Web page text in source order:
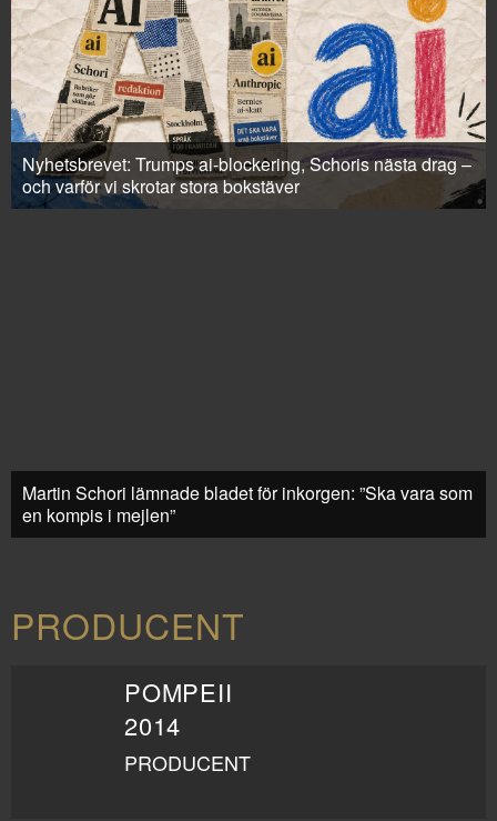
Nyhetsbrevet: Trumps ai-blockering, Schoris nästa drag –
och varför vi skrotar stora bokstäver
Martin Schori lämnade bladet för inkorgen: ”Ska vara som
en kompis i mejlen”
PRODUCENT
POMPEII
2014
PRODUCENT